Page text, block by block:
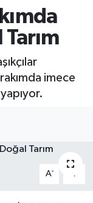
imece
A- A